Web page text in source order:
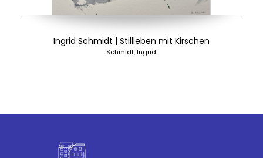
Ingrid Schmidt | Stillleben mit Kirschen
Schmidt, Ingrid